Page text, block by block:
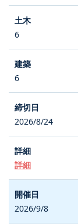
6
6
2026/8/24
詳細
2026/9/8